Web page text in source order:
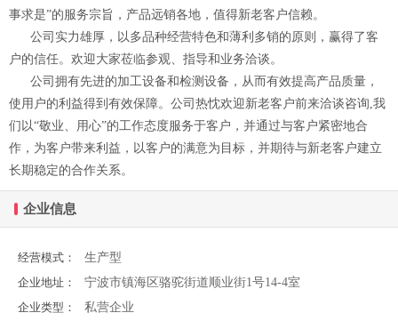
事求是”的服务宗旨，产品远销各地，值得新老客户信赖。
公司实力雄厚，以多品种经营特色和薄利多销的原则，赢得了客
户的信任。欢迎大家莅临参观、指导和业务洽谈。
公司拥有先进的加工设备和检测设备，从而有效提高产品质量，
使用户的利益得到有效保障。公司热忱欢迎新老客户前来洽谈咨询,我
们以“敬业、用心”的工作态度服务于客户，并通过与客户紧密地合
作，为客户带来利益，以客户的满意为目标，并期待与新老客户建立
长期稳定的合作关系。
企业信息
经营模式： 生产型
企业地址： 宁波市镇海区骆驼街道顺业街1号14-4室
企业类型： 私营企业